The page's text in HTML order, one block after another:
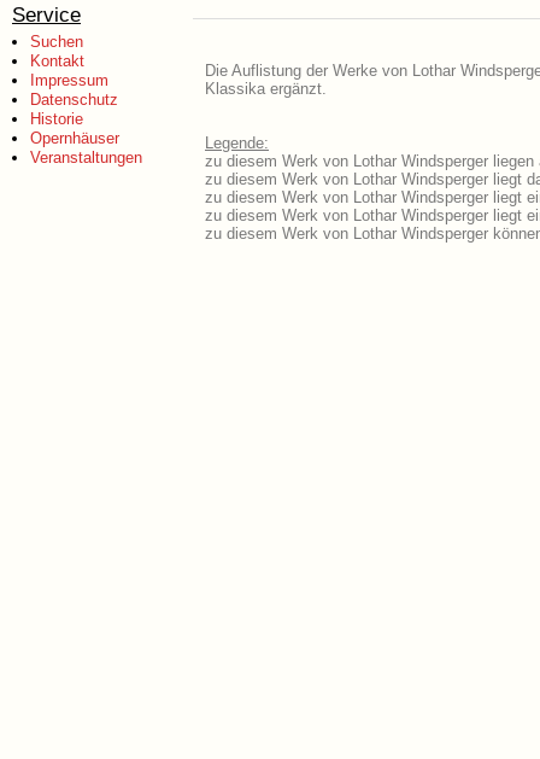
Service
Suchen
Kontakt
Impressum
Datenschutz
Historie
Opernhäuser
Veranstaltungen
Die Auflistung der Werke von Lothar
Klassika ergänzt.
Legende:
zu diesem Werk von Lothar Windsperger
zu diesem Werk von Lothar Windsperger liegt
zu diesem Werk von Lothar Windsperger liegt
zu diesem Werk von Lothar Windsperger liegt
zu diesem Werk von Lothar Windsperger